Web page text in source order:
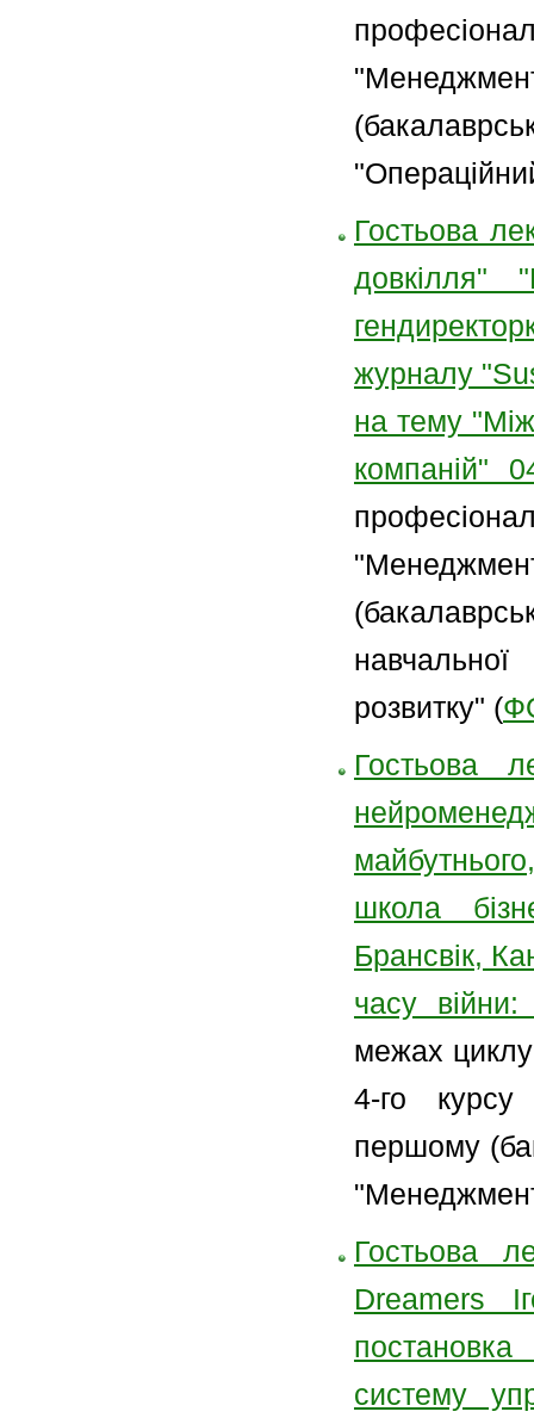
Гостьова
довкілля"
журналу
на тему
компаній"
розвитку" (
Гостьова
школа
Брансвік,
часу війни:
межах
4-го курсу
першому
Гостьова
Dreamers
постановка
систему